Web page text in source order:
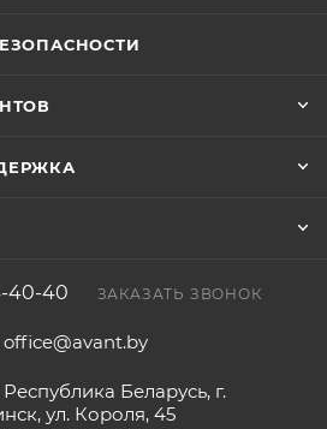
40-40 ЗАКАЗАТЬ ЗВОНОК
office@avant.by
Беларусь, г.
ул. Короля, 45